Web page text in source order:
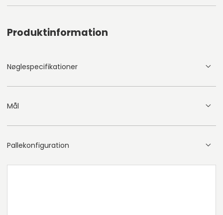
Produktinformation
Nøglespecifikationer
Mål
Pallekonfiguration